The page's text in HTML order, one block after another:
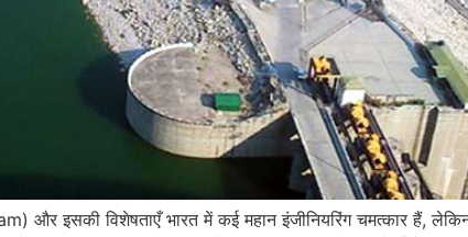
और इसकी विशेषताएँ भारत में कई महान इंजीनियरिंग चमत्कार हैं,